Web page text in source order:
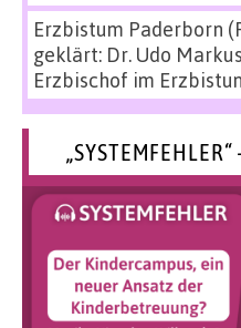
Erzbistum Paderborn
geklärt: Dr. Udo
Erzbischof im